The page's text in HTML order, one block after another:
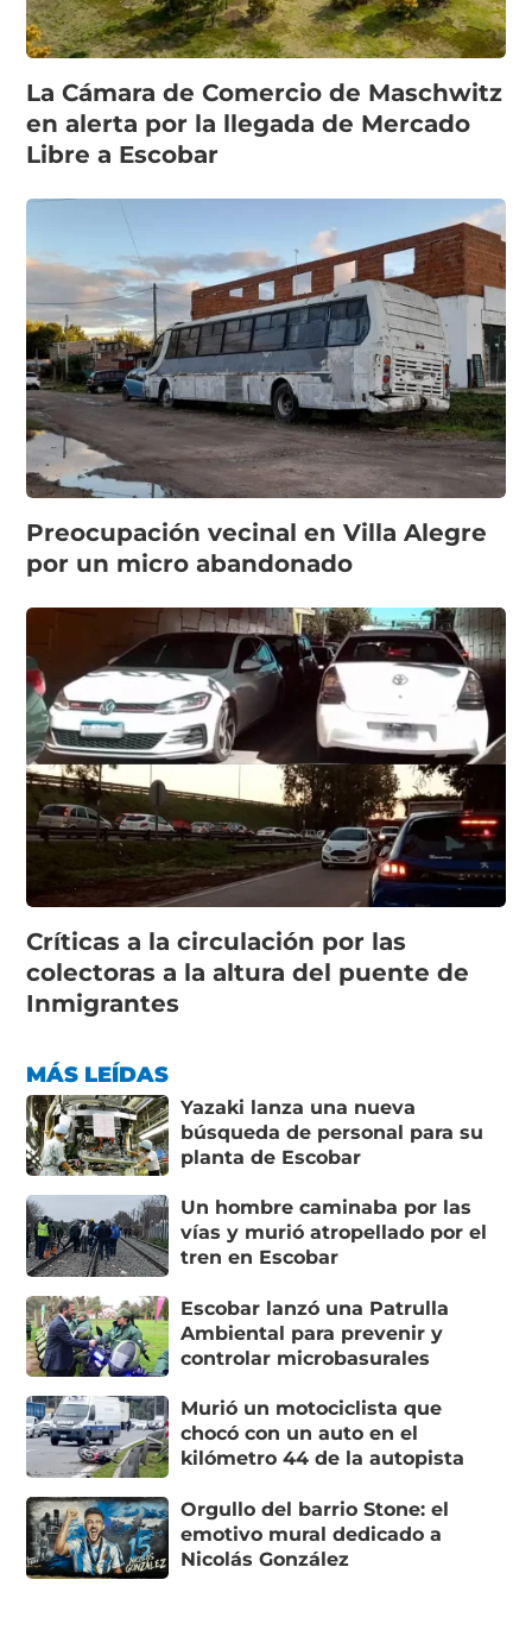
La Cámara de Comercio de Maschwitz
en alerta por la llegada de Mercado
Libre a Escobar
Preocupación vecinal en Villa Alegre
por un micro abandonado
Críticas a la circulación por las
colectoras a la altura del puente de
Inmigrantes
MÁS LEÍDAS
Yazaki lanza una nueva
búsqueda de personal para su
planta de Escobar
Un hombre caminaba por las
vías y murió atropellado por el
tren en Escobar
Escobar lanzó una Patrulla
Ambiental para prevenir y
controlar microbasurales
Murió un motociclista que
chocó con un auto en el
kilómetro 44 de la autopista
Orgullo del barrio Stone: el
emotivo mural dedicado a
Nicolás González